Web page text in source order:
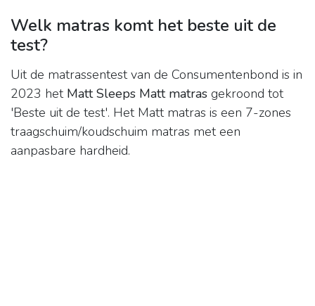
Welk matras komt het beste uit de
test?
Uit de matrassentest van de Consumentenbond is in
2023 het Matt Sleeps Matt matras gekroond tot
'Beste uit de test'. Het Matt matras is een 7-zones
traagschuim/koudschuim matras met een
aanpasbare hardheid.